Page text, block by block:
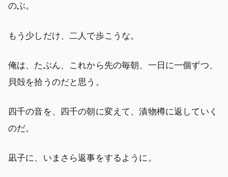
のぶ。
もう少しだけ、二人で歩こうな。
俺は、たぶん、これから先の毎朝、一日に一個ずつ、
貝殻を拾うのだと思う。
四千の音を、四千の朝に変えて、漬物樽に返していく
のだ。
凪子に、いまさら返事をするように。